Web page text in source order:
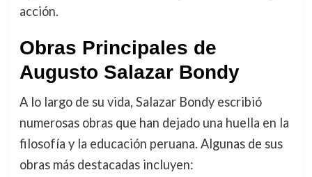
acción.
Obras Principales de
Augusto Salazar Bondy
A lo largo de su vida, Salazar Bondy escribió
numerosas obras que han dejado una huella en la
filosofía y la educación peruana. Algunas de sus
obras más destacadas incluyen: